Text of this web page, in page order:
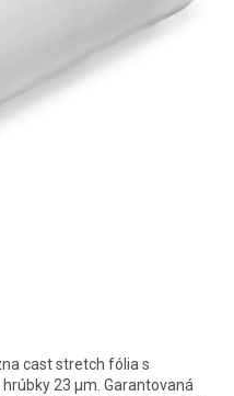
cast stretch fólia s
23 µm. Garantovaná